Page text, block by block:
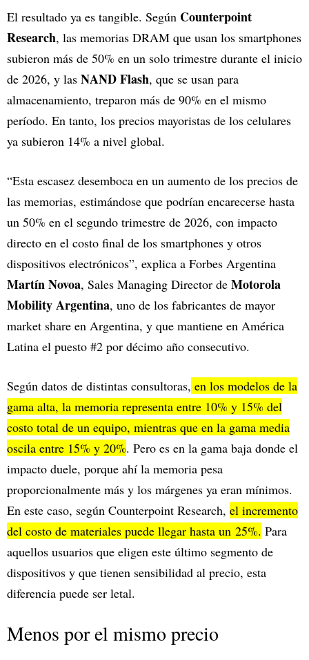
El resultado ya es tangible. Según Counterpoint
Research, las memorias DRAM que usan los smartphones
subieron más de 50% en un solo trimestre durante el inicio
de 2026, y las NAND Flash, que se usan para
almacenamiento, treparon más de 90% en el mismo
período. En tanto, los precios mayoristas de los celulares
ya subieron 14% a nivel global.
“Esta escasez desemboca en un aumento de los precios de
las memorias, estimándose que podrían encarecerse hasta
un 50% en el segundo trimestre de 2026, con impacto
directo en el costo final de los smartphones y otros
dispositivos electrónicos”, explica a Forbes Argentina
Martín Novoa, Sales Managing Director de Motorola
Mobility Argentina, uno de los fabricantes de mayor
market share en Argentina, y que mantiene en América
Latina el puesto #2 por décimo año consecutivo.
Según datos de distintas consultoras, en los modelos de la
gama alta, la memoria representa entre 10% y 15% del
costo total de un equipo, mientras que en la gama media
oscila entre 15% y 20%. Pero es en la gama baja donde el
impacto duele, porque ahí la memoria pesa
proporcionalmente más y los márgenes ya eran mínimos.
En este caso, según Counterpoint Research, el incremento
del costo de materiales puede llegar hasta un 25%. Para
aquellos usuarios que eligen este último segmento de
dispositivos y que tienen sensibilidad al precio, esta
diferencia puede ser letal.
Menos por el mismo precio